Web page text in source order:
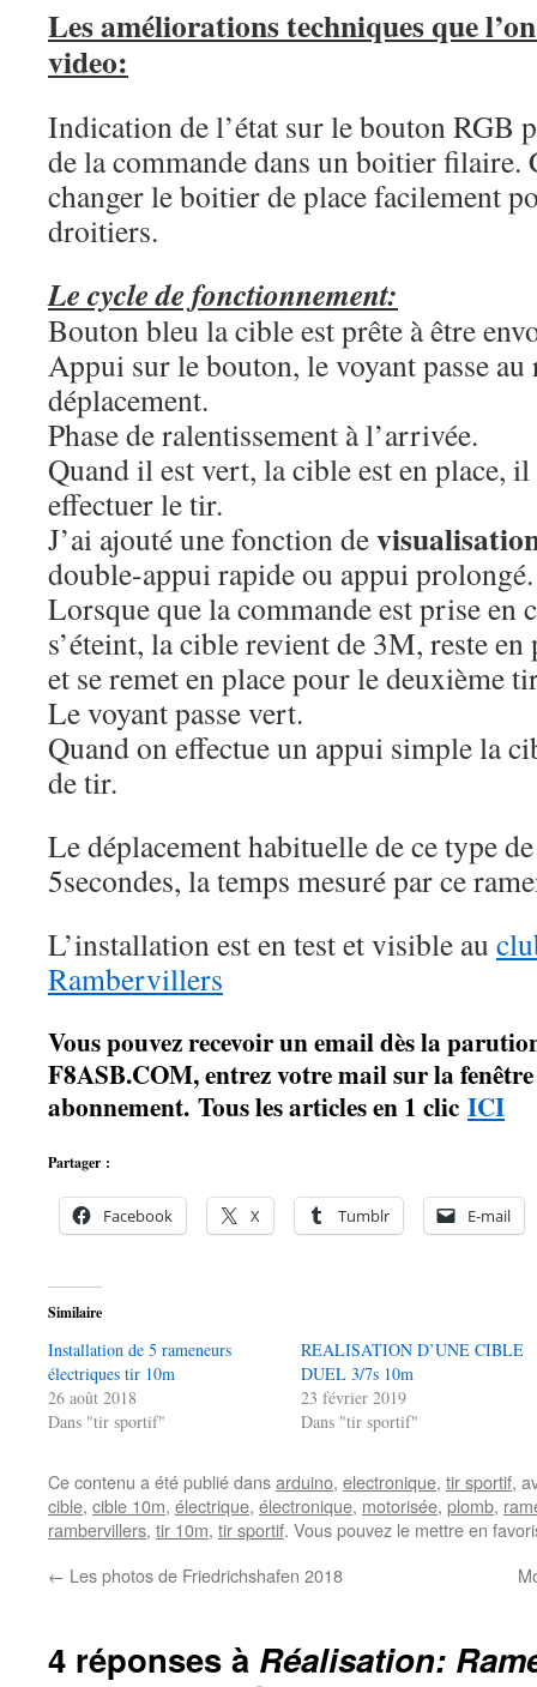
Les améliorations techniques que
video:
Indication de l’état sur le bouton RGB
de la commande dans un boitier filaire.
changer le boitier de place facilement
droitiers.
Le cycle de fonctionnement:
Bouton bleu la cible est prête à être
Appui sur le bouton, le voyant passe
déplacement.
Phase de ralentissement à l’arrivée.
Quand il est vert, la cible est en place, il
effectuer le tir.
J’ai ajouté une fonction de
double-appui rapide ou appui prolongé.
Lorsque que la commande est prise en
s’éteint, la cible revient de 3M, reste
et se remet en place pour le deuxième
Le voyant passe vert.
Quand on effectue un appui simple la
de tir.
Le déplacement habituelle de ce type
5secondes, la temps mesuré par ce
L’installation est en test et visible au
Rambervillers
Vous pouvez recevoir un email dès la
F8ASB.COM, entrez votre mail sur la
abonnement. Tous les articles en 1 clic ICI
Partager :
Facebook X Tumblr E-mail
Similaire
Installation de 5 rameneurs
électriques tir 10m
26 août 2018
Dans "tir sportif"
REALISATION D’UNE CIBLE
DUEL 3/7s 10m
23 février 2019
Dans "tir sportif"
Ce contenu a été publié dansarduino, electronique, tir sportif,
cible, cible 10m, électrique, électronique, motorisée, plomb,
rambervillers, tir 10m, tir sportif. Vous pouvez le mettre en
← Les photos de Friedrichshafen 2018
4 réponses à Réalisation: